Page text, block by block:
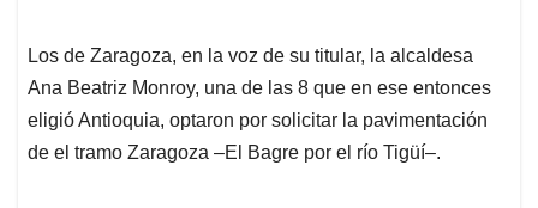
Los de Zaragoza, en la voz de su titular, la alcaldesa
Ana Beatriz Monroy, una de las 8 que en ese entonces
eligió Antioquia, optaron por solicitar la pavimentación
de el tramo Zaragoza –El Bagre por el río Tigüí–.